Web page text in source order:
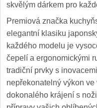
skvělým dárkem pro
Premiová značka
elegantní klasiku
každého modelu je
čepelí a ergonomickými
tradiční prvky s
nepřekonatelný výkon
dokonalého krájení s